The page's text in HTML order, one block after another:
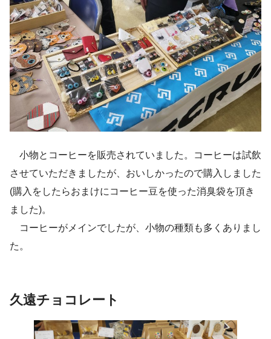
小物とコーヒーを販売されていました。コーヒーは試飲
させていただきましたが、おいしかったので購入しました
(購入をしたらおまけにコーヒー豆を使った消臭袋を頂き
ました)。
コーヒーがメインでしたが、小物の種類も多くありまし
た。
久遠チョコレート